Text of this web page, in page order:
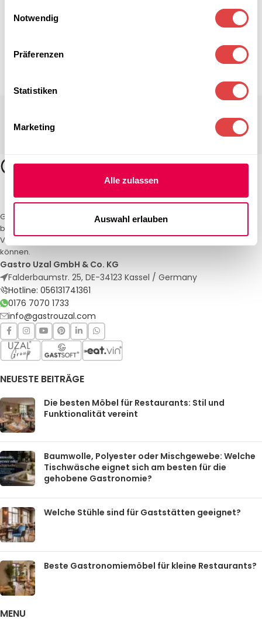
Notwendig
Präferenzen
Statistiken
Marketing
Alle zulassen
Auswahl erlauben
Gastro Uzal – Ihr Spezialist für Gastronomiemöbel und -textilien. Wir
bieten maßgeschneiderte Lösungen für Restaurants, Hotels und
Veranstaltungen. Qualität und Service, auf die Sie sich verlassen
können.
Gastro Uzal GmbH & Co. KG
Falderbaumstr. 25, DE-34123 Kassel / Germany
Hotline: 056131741361
0176 7070 1733
info@gastrouzal.com
NEUESTE BEITRÄGE
Die besten Möbel für Restaurants: Stil und
Funktionalität vereint
Baumwolle, Polyester oder Mischgewebe: Welche
Tischwäsche eignet sich am besten für die
gehobene Gastronomie?
Welche Stühle sind für Gaststätten geeignet?
Beste Gastronomiemöbel für kleine Restaurants?
MENU